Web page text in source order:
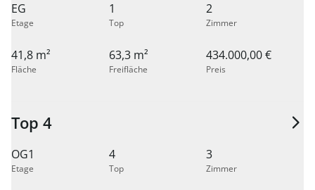
EG
Etage
1
Top
2
Zimmer
41,8 m²
Fläche
63,3 m²
Freifläche
434.000,00 €
Preis
Top 4
OG1
Etage
4
Top
3
Zimmer